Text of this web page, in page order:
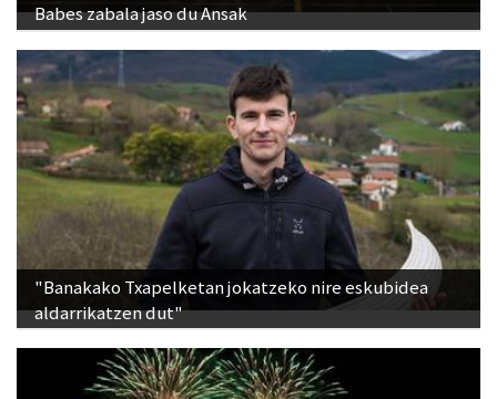
Babes zabala jaso du Ansak
"Banakako Txapelketan jokatzeko nire eskubidea
aldarrikatzen dut"